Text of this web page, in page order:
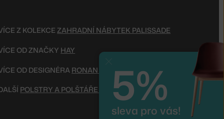
Z KOLEKCEZAHRADNÍ NÁBYTEK PALISSADE
OD ZNAČKY HAY
OD DESIGNÉRA RONAN & ERWAN BOUROULLEC
POLSTRY A POLŠTÁŘE NA ZAHRADNÍ NÁBYTEK
5%
sleva pro vás!